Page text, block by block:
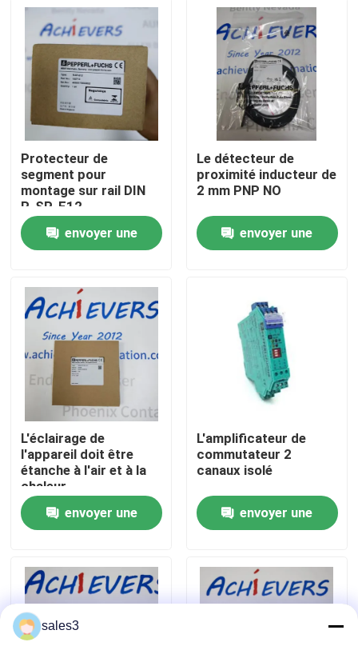
À la maison
Produits
À propos de nous
Visite de l'usine
Nous contacter
Nouvelles
Demandez un devis
Produits PLC ALLEN BRADLEY
PÉPERLE FUCHS Barrière isolée
Protecteur de
segment pour
montage sur rail DIN
R-SP-E12
envoyer une
Le détecteur de
proximité inducteur de
2 mm PNP NO
envoyer une
L'éclairage de
l'appareil doit être
étanche à l'air et à la
chaleur.
envoyer une
L'amplificateur de
commutateur 2
canaux isolé
envoyer une
sales3